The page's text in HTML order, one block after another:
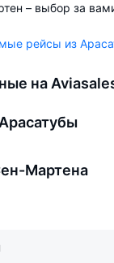
– выбор за
рейсы из
на
Мартена